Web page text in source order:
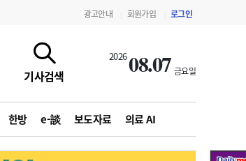
광고안내 회원가입 로그인
기사검색
202608.07 금요일
한방 e-談 보도자료 의료 AI